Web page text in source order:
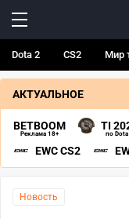
Dota 2 CS2 Мир
АКТУАЛЬНОЕ
BETBOOM
Реклама 18+
TI
по
EWC CS2
Новость